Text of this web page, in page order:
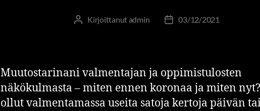
Kirjoittanutadmin 03/12/2021
Muutostarinani valmentajan ja oppimistulosten
näkökulmasta – miten ennen koronaa ja miten
ollut valmentamassa useita satoja kertoja päivän